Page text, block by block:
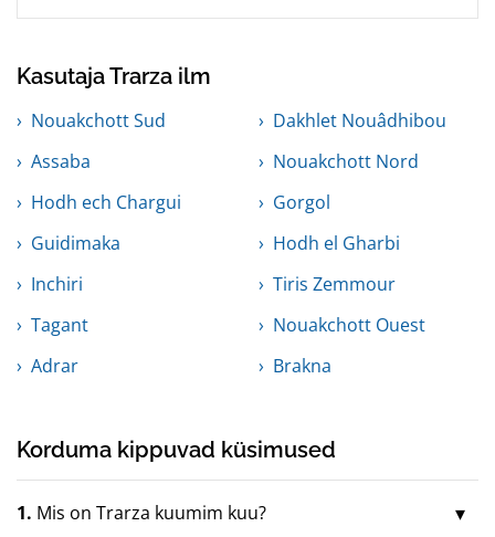
Kasutaja Trarza ilm
Nouakchott Sud
Dakhlet Nouâdhibou
Assaba
Nouakchott Nord
Hodh ech Chargui
Gorgol
Guidimaka
Hodh el Gharbi
Inchiri
Tiris Zemmour
Tagant
Nouakchott Ouest
Adrar
Brakna
Korduma kippuvad küsimused
1. Mis on Trarza kuumim kuu?